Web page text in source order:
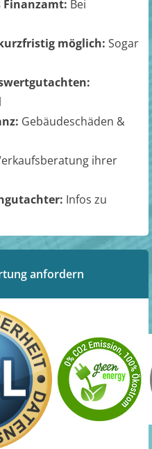
Bei
möglich: Sogar
Gebäudeschäden &
ihrer
Infos zu
anfordern